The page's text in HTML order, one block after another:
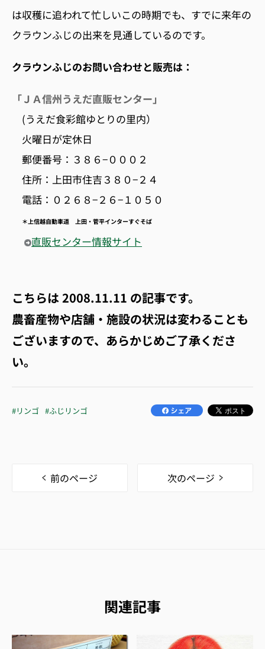
は収穫に追われて忙しいこの時期でも、すでに来年の
クラウンふじの出来を見通しているのです。
クラウンふじのお問い合わせと販売は：
「ＪＡ信州うえだ直販センター」
(うえだ食彩館ゆとりの里内）
火曜日が定休日
郵便番号：３８６−０００２
住所：上田市住吉３８０−２４
電話：０２６８−２６−１０５０
＊上信越自動車道 上田・菅平インターすぐそば
直販センター情報サイト
こちらは2008.11.11 の記事です。
農畜産物や店舗・施設の状況は変わることも
ございますので、あらかじめご了承くださ
い。
#リンゴ #ふじリンゴ
前のページ 次のページ
関連記事